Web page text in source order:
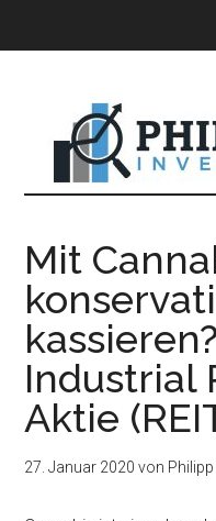
Mit
Industrial
Aktie
27. Januar 2020 von